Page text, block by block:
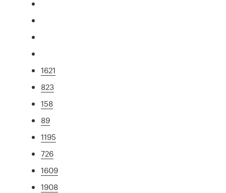
1621
823
158
89
1195
726
1609
1908